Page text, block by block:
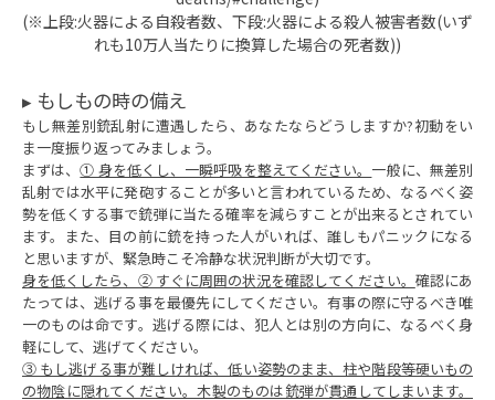
(※上段:火器による自殺者数、下段:火器による殺人被害者数(いず
れも10万人当たりに換算した場合の死者数))
▸ もしもの時の備え
もし無差別銃乱射に遭遇したら、あなたならどうしますか?初動をい
ま一度振り返ってみましょう。
まずは、① 身を低くし、一瞬呼吸を整えてください。 一般に、無差別
乱射では水平に発砲することが多いと言われているため、なるべく姿
勢を低くする事で銃弾に当たる確率を減らすことが出来るとされてい
ます。また、目の前に銃を持った人がいれば、誰しもパニックになる
と思いますが、緊急時こそ冷静な状況判断が大切です。
身を低くしたら、② すぐに周囲の状況を確認してください。 確認にあ
たっては、逃げる事を最優先にしてください。有事の際に守るべき唯
一のものは命です。逃げる際には、犯人とは別の方向に、なるべく身
軽にして、逃げてください。
③ もし逃げる事が難しければ、低い姿勢のまま、柱や階段等硬いもの
の物陰に隠れてください。木製のものは銃弾が貫通してしまいます。